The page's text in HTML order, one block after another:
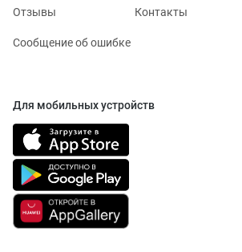
Отзывы Контакты
Сообщение об ошибке
Для мобильных устройств